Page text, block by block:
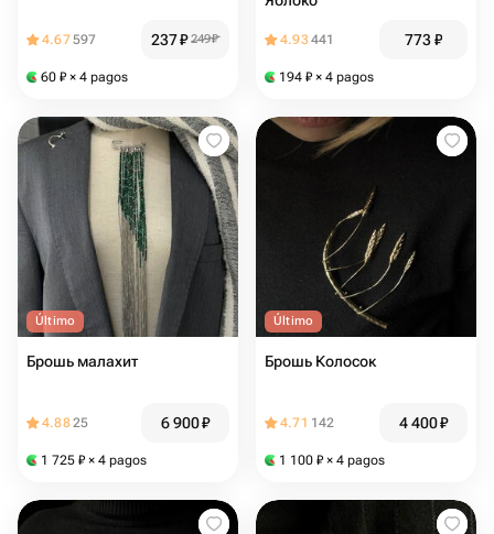
4.67597 237₽ 249₽
60 ₽ × 4 pagos
4.93441 773₽
194 ₽ × 4 pagos
Último
Брошь малахит
4.8825 6 900₽
1 725 ₽ × 4 pagos
Último
Брошь Колосок
4.71 142 4 400₽
1 100 ₽ × 4 pagos